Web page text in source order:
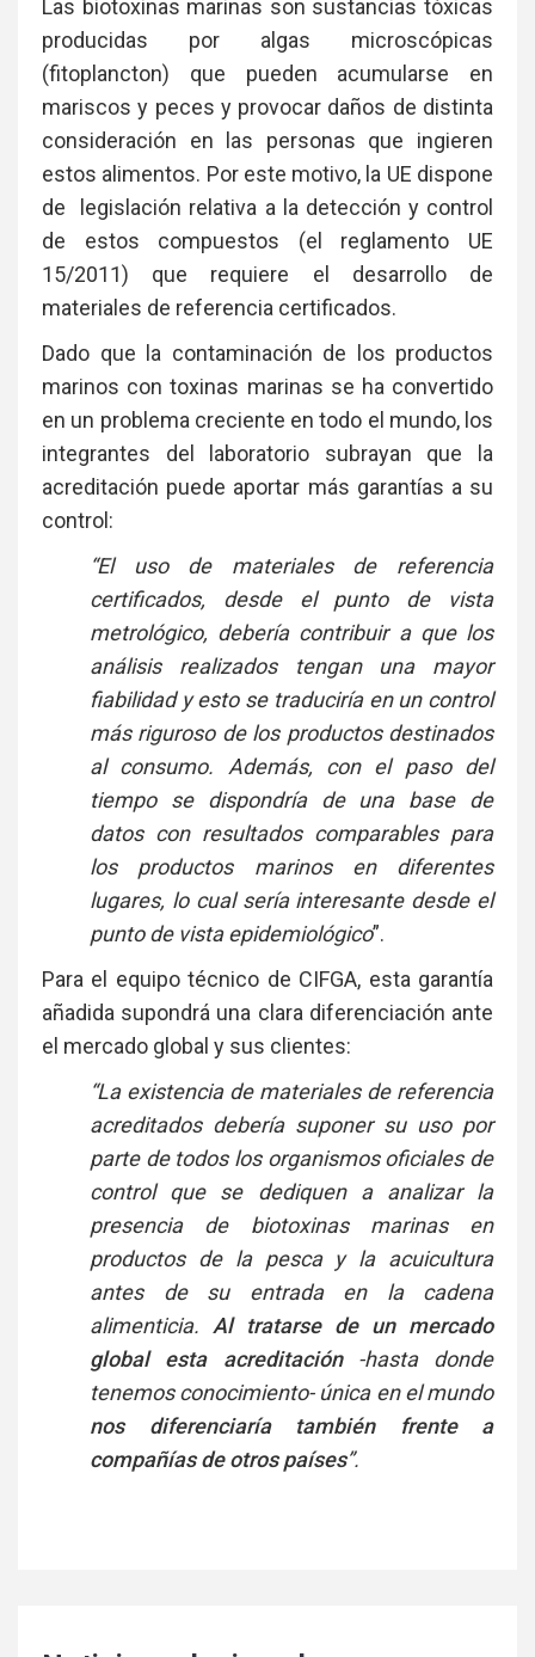
Las biotoxinas marinas son sustancias tóxicas
producidas por algas microscópicas
(fitoplancton) que pueden acumularse en
mariscos y peces y provocar daños de distinta
consideración en las personas que ingieren
estos alimentos. Por este motivo, la UE dispone
de legislación relativa a la detección y control
de estos compuestos (el reglamento UE
15/2011) que requiere el desarrollo de
materiales de referencia certificados.
Dado que la contaminación de los productos
marinos con toxinas marinas se ha convertido
en un problema creciente en todo el mundo, los
integrantes del laboratorio subrayan que la
acreditación puede aportar más garantías a su
control:
“El uso de materiales de referencia
certificados, desde el punto de vista
metrológico, debería contribuir a que los
análisis realizados tengan una mayor
fiabilidad y esto se traduciría en un control
más riguroso de los productos destinados
al consumo. Además, con el paso del
tiempo se dispondría de una base de
datos con resultados comparables para
los productos marinos en diferentes
lugares, lo cual sería interesante desde el
punto de vista epidemiológico”.
Para el equipo técnico de CIFGA, esta garantía
añadida supondrá una clara diferenciación ante
el mercado global y sus clientes:
“La existencia de materiales de referencia
acreditados debería suponer su uso por
parte de todos los organismos oficiales de
control que se dediquen a analizar la
presencia de biotoxinas marinas en
productos de la pesca y la acuicultura
antes de su entrada en la cadena
alimenticia. Al tratarse de un mercado
global esta acreditación-hasta donde
tenemos conocimiento- única en el mundo
nos diferenciaría también frente a
compañías de otros países”.